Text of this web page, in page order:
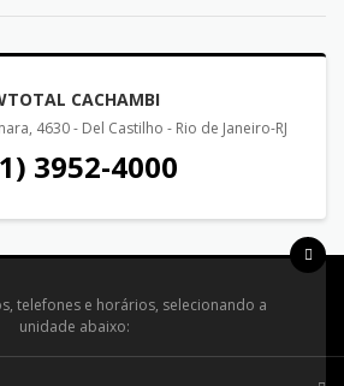
CACHAMBI
4630 - Del Castilho - Rio de Janeiro-RJ
3952-4000
telefones e horários, selecionando a
unidade abaixo: